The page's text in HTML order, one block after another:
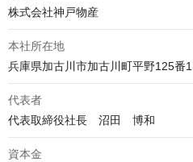
株式会社神戸物産
本社所在地
兵庫県加古川市加古川町平野125番1
代表者
代表取締役社長　沼田　博和
資本金